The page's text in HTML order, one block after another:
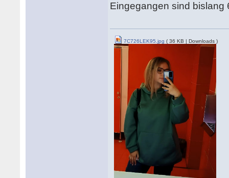
Eingegangen sind bislang
7C726LEK95.jpg ( 36 KB | Downloads )